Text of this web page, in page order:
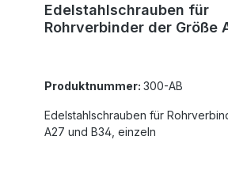
Edelstahlschrauben für
Rohrverbinder der Größe
Produktnummer: 300-AB
Edelstahlschrauben für
A27 und B34, einzeln